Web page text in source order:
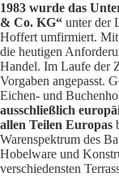
1983 wurde das
& Co. KG“ unter der
Hoffert umfirmiert.
die heutigen
Handel. Im Laufe der
Vorgaben angepasst.
Eichen- und
ausschließlich
allen Teilen Europas
Warenspektrum des
Hobelware und
verschiedensten